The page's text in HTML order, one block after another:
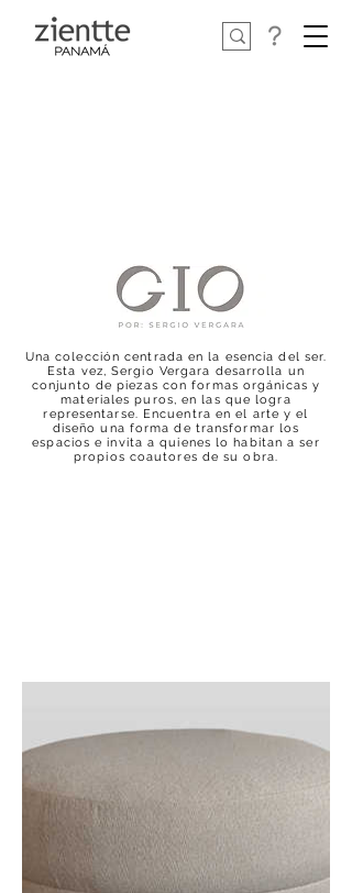
Una colección centrada en la esencia del ser.
Esta vez, Sergio Vergara desarrolla un
conjunto de piezas con formas orgánicas y
materiales puros, en las que logra
representarse. Encuentra en el arte y el
diseño una forma de transformar los
espacios e invita a quienes lo habitan a ser
propios coautores de su obra.